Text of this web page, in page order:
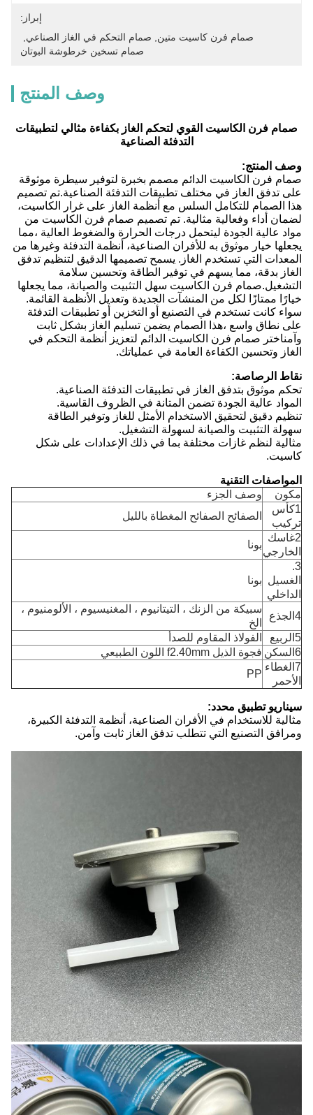
إبراز:
صمام فرن كاسيت متين
صمام التحكم في الغاز الصناعي
صمام تسخين خرطوشة البوتان
وصف المنتج
صمام فرن الكاسيت القوي لتحكم الغاز بكفاءة مثالي لتطبيقات
التدفئة الصناعية
وصف المنتج:
صمام فرن الكاسيت الدائم مصمم بخبرة لتوفير سيطرة موثوقة
على تدفق الغاز في مختلف تطبيقات التدفئة الصناعية.تم تصميم
هذا الصمام للتكامل السلس مع أنظمة الغاز على غرار الكاسيت،
لضمان أداء وفعالية مثالية. تم تصميم صمام فرن الكاسيت من
مواد عالية الجودة ليتحمل درجات الحرارة والضغوط العالية ،مما
يجعلها خيار موثوق به للأفران الصناعية، أنظمة التدفئة وغيرها من
المعدات التي تستخدم الغاز. يسمح تصميمها الدقيق لتنظيم تدفق
الغاز بدقة، مما يسهم في توفير الطاقة وتحسين سلامة
التشغيل.صمام فرن الكاسيت سهل التثبيت والصيانة، مما يجعلها
خيارًا ممتازًا لكل من المنشآت الجديدة وتعديل الأنظمة القائمة.
سواء كانت تستخدم في التصنيع أو التخزين أو تطبيقات التدفئة
على نطاق واسع ،هذا الصمام يضمن تسليم الغاز بشكل ثابت
وآمناختر صمام فرن الكاسيت الدائم لتعزيز أنظمة التحكم في
الغاز وتحسين الكفاءة العامة في عملياتك.
نقاط الرصاصة:
تحكم موثوق بتدفق الغاز في تطبيقات التدفئة الصناعية.
المواد عالية الجودة تضمن المتانة في الظروف القاسية.
تنظيم دقيق لتحقيق الاستخدام الأمثل للغاز وتوفير الطاقة
سهولة التثبيت والصيانة لسهولة التشغيل.
مثالية لنظم غازات مختلفة بما في ذلك الإعدادات على شكل
كاسيت.
المواصفات التقنية
مكون
وصف الجزء
1كأس
تركيب
الصفائح الصفائح المغطاة بالليل
2غاسك
الخارجي
بونا
3.
الغسيل
الداخلي
بونا
4الجذع
سبيكة من الزنك ، التيتانيوم ، المغنيسيوم ، الألومنيوم ،
الخ
5الربيع
الفولاذ المقاوم للصدأ
6السكن
فجوة الذيل f2.40mm اللون الطبيعي
7الغطاء
الأحمر
PP
سيناريو تطبيق محدد:
مثالية للاستخدام في الأفران الصناعية، أنظمة التدفئة الكبيرة،
ومرافق التصنيع التي تتطلب تدفق الغاز ثابت وآمن.